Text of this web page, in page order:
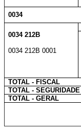
0034
0034 212B
0034 212B 0001
TOTAL - FISCAL
TOTAL - SEGURIDADE
TOTAL - GERAL